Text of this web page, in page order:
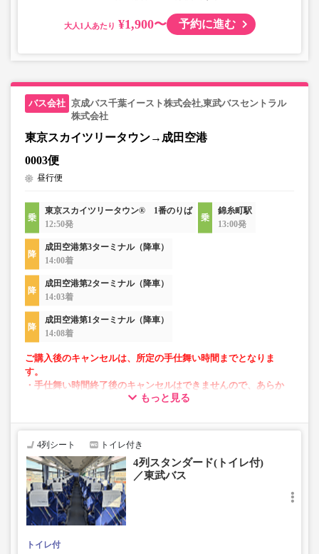
大人 ¥1,900〜 予約に進む
京成バス千葉イースト株式会社,東武バスセントラル
株式会社
東京スカイツリータウン→成田空港
0003便
昼行便
東京スカイツリータウン® 1番のりば
12:50発
錦糸町駅
13:00発
成田空港第3ターミナル（降車）
14:00着
成田空港第2ターミナル（降車）
14:03着
成田空港第1ターミナル（降車）
14:08着
ご購入後のキャンセルは、所定の手仕舞い時間までとなりま
す。
・手仕舞い時間終了後のキャンセルはできませんので、あらか
・空港発：始発地出発時刻の10分前まで
・空港方面：前日の22時まで
・AM2～5時の間は「予約・変更」が出来ません。
・「空席状況」はリアルタイムではないため予約いただけ
ない場合がございます。
・小人運賃は大人運賃の半額
・長時間の移動でも安心の車内トイレあり
もっと見る
4列シート トイレ付き
4列スタンダード(トイレ付)
／東武バス
トイレ付